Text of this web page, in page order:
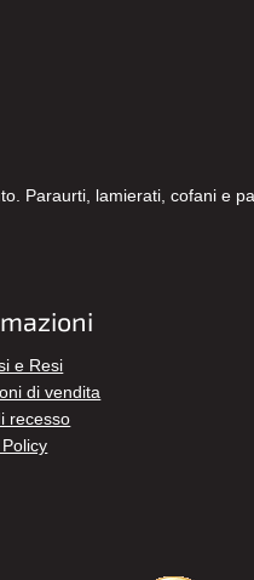
Paraurti, lamierati, cofani e
e Resi
di vendita
recesso